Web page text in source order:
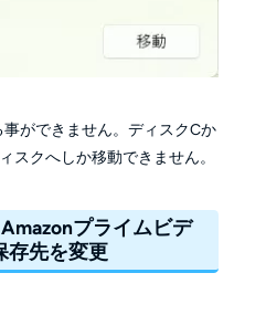
ができません。ディスクCか
スクへしか移動できません。
プライムビデ
存先を変更